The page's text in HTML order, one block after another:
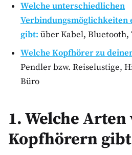
Büro
Fazit
Welche unterschiedlichen
Verbindungsmöglichkeiten
gibt: über Kabel, Bluetooth,
Welche Kopfhörer zu
Pendler bzw. Reiselustige,
Büro
1. Welche Arten
Kopfhörern gibt